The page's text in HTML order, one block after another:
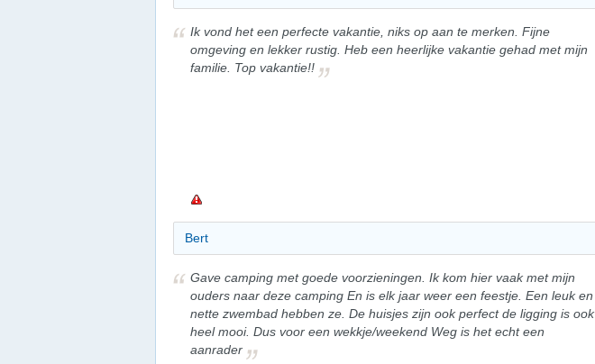
Ik vond het een perfecte vakantie, niks op aan te merken. Fijne
omgeving en lekker rustig. Heb een heerlijke vakantie gehad met mijn
familie. Top vakantie!!
Bert
Gave camping met goede voorzieningen. Ik kom hier vaak met mijn
ouders naar deze camping En is elk jaar weer een feestje. Een leuk en
nette zwembad hebben ze. De huisjes zijn ook perfect de ligging is ook
heel mooi. Dus voor een wekkje/weekend Weg is het echt een
aanrader